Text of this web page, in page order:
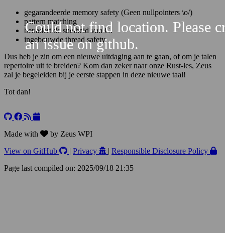
gegarandeerde memory safety (Geen nullpointers \o/)
pattern matching
benadert de snelheid van C!
ingebouwde thread safety
Dus heb je zin om een nieuwe uitdaging aan te gaan, of om je talen
repertoire uit te breiden? Kom dan zeker naar onze Rust-les, Zeus
zal je begeleiden bij je eerste stappen in deze nieuwe taal!
Tot dan!
Could not find location. Please
an issue on github.
+
−
Made with
by Zeus WPI
View on GitHub
| Privacy | Responsible Disclosure Policy
Page last compiled on: 2025/09/18 21:35